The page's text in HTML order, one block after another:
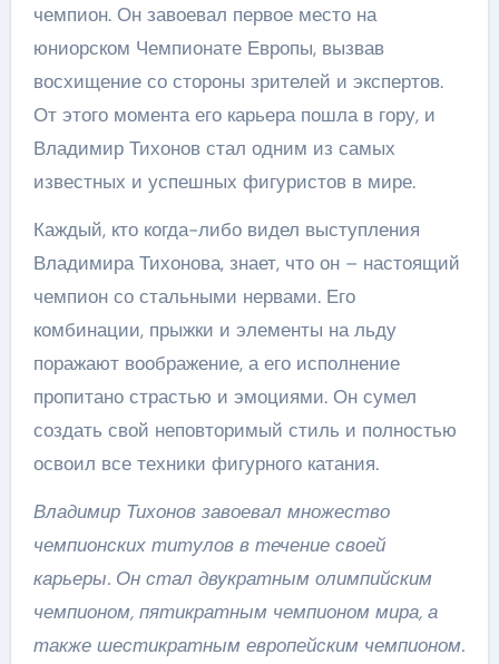
чемпион. Он завоевал первое место на
юниорском Чемпионате Европы, вызвав
восхищение со стороны зрителей и экспертов.
От этого момента его карьера пошла в гору, и
Владимир Тихонов стал одним из самых
известных и успешных фигуристов в мире.
Каждый, кто когда-либо видел выступления
Владимира Тихонова, знает, что он – настоящий
чемпион со стальными нервами. Его
комбинации, прыжки и элементы на льду
поражают воображение, а его исполнение
пропитано страстью и эмоциями. Он сумел
создать свой неповторимый стиль и полностью
освоил все техники фигурного катания.
Владимир Тихонов завоевал множество
чемпионских титулов в течение своей
карьеры. Он стал двукратным олимпийским
чемпионом, пятикратным чемпионом мира, а
также шестикратным европейским чемпионом.